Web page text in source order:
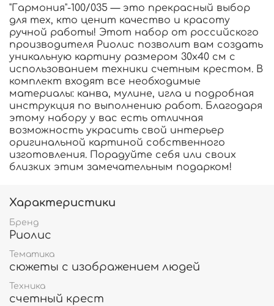
"Гармония"-100/035 — это прекрасный выбор
для тех, кто ценит качество и красоту
ручной работы! Этот набор от российского
производителя Риолис позволит вам создать
уникальную картину размером 30х40 см с
использованием техники счетным крестом. В
комплект входят все необходимые
материалы: канва, мулине, игла и подробная
инструкция по выполнению работ. Благодаря
этому набору у вас есть отличная
возможность украсить свой интерьер
оригинальной картиной собственного
изготовления. Порадуйте себя или своих
близких этим замечательным подарком!
Характеристики
Бренд
Риолис
Тематика
сюжеты с изображением людей
Техника
счетный крест